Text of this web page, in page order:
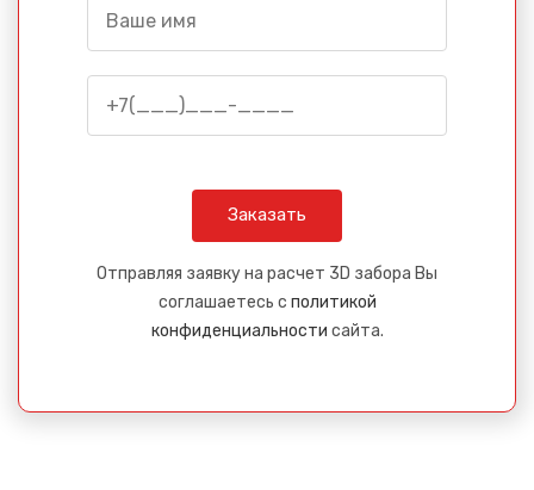
Отправляя заявку на расчет 3D забора Вы
соглашаетесь с политикой
конфиденциальности сайта.